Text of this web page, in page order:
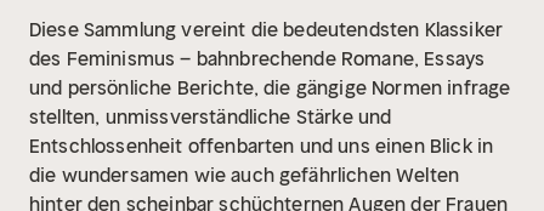
Diese Sammlung vereint die bedeutendsten Klassiker
des Feminismus – bahnbrechende Romane, Essays
und persönliche Berichte, die gängige Normen infrage
stellten, unmissverständliche Stärke und
Entschlossenheit offenbarten und uns einen Blick in
die wundersamen wie auch gefährlichen Welten
hinter den scheinbar schüchternen Augen der Frauen